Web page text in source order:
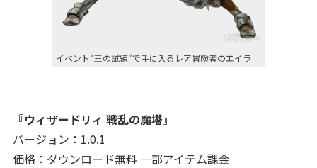
イベント“王の試練”で手に入るレア冒険者のエイラ
『ウィザードリィ 戦乱の魔塔』
バージョン：1.0.1
価格：ダウンロード無料 一部アイテム課金